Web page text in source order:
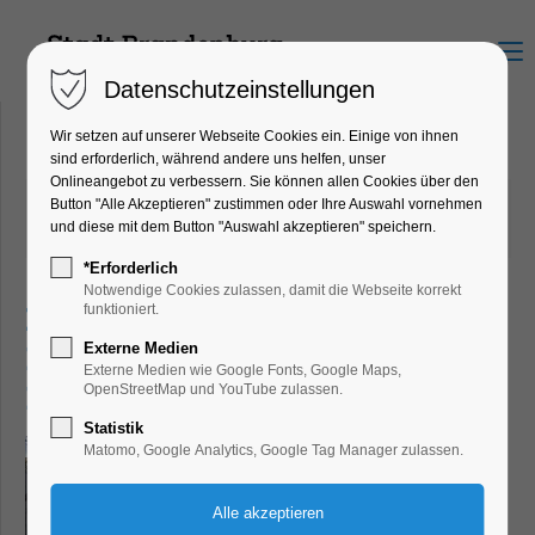
Menu
20.06.2023 11:54
von Dirk Forberger
(Kommentare: 0)
Loriot-Jubiläum: "Hommage
Bilder-Meile" in der
Brandenburger Innenstadt
Datenschutzeinstellungen
Wir setzen auf unserer Webseite Cookies ein. Einige von ihnen
sind erforderlich, während andere uns helfen, unser
Onlineangebot zu verbessern. Sie können allen Cookies über den
Button "Alle Akzeptieren" zustimmen oder Ihre Auswahl vornehmen
und diese mit dem Button "Auswahl akzeptieren" speichern.
*Erforderlich
Notwendige Cookies zulassen, damit die Webseite korrekt
funktioniert.
Externe Medien
Externe Medien wie Google Fonts, Google Maps,
OpenStreetMap und YouTube zulassen.
Statistik
Matomo, Google Analytics, Google Tag Manager zulassen.